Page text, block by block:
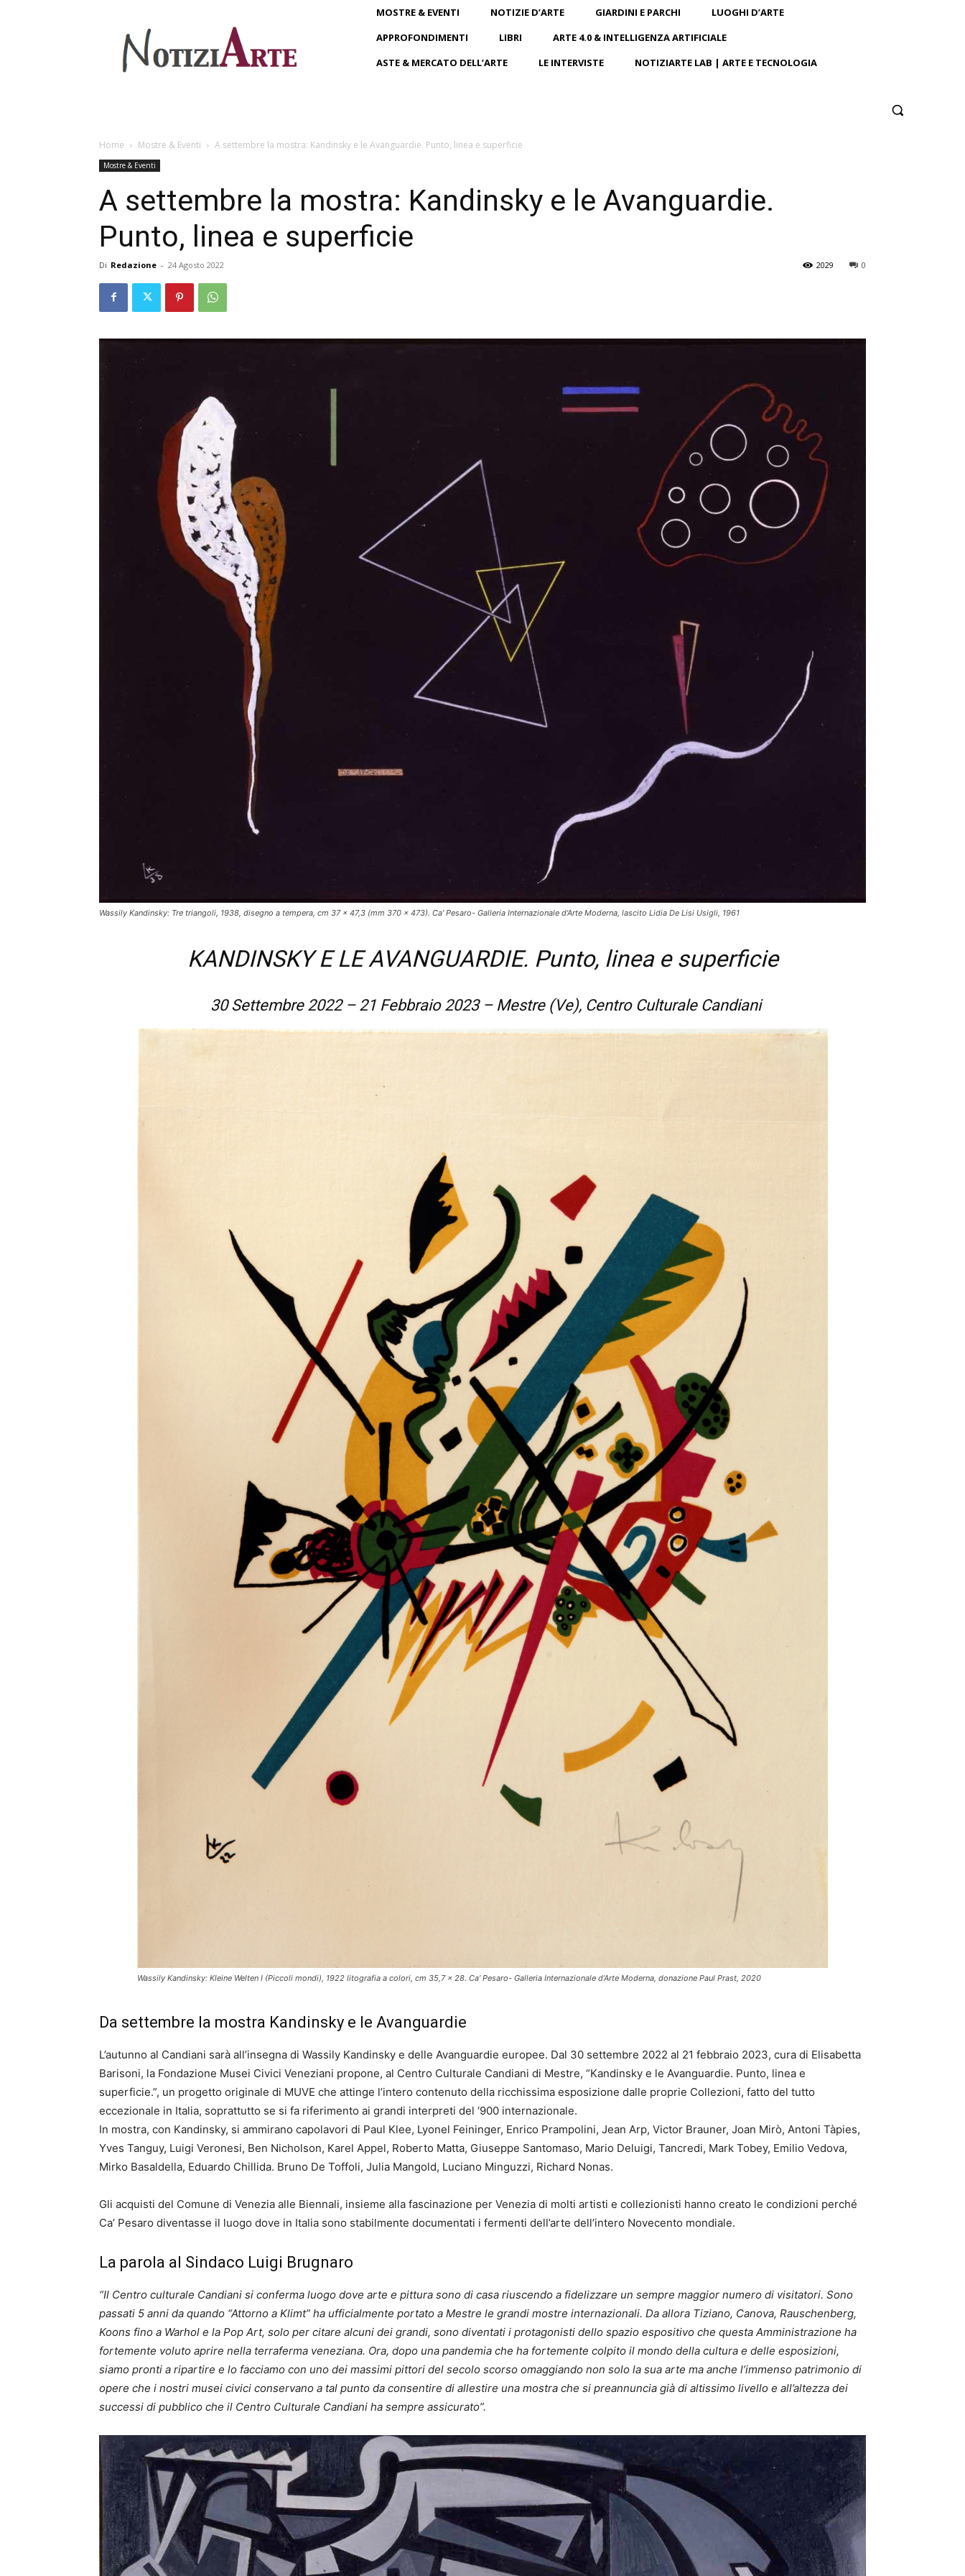
MOSTRE & EVENTI NOTIZIE D’ARTE GIARDINI E PARCHI
LUOGHI D’ARTE
APPROFONDIMENTI
LIBRI
ARTE 4.0 & INTELLIGENZA ARTIFICIALE
ASTE & MERCATO DELL’ARTE
LE INTERVISTE NOTIZIARTE LAB | ARTE E TECNOLOGIA
Home Mostre & Eventi A settembre la mostra: Kandinsky e le Avanguardie. Punto, linea e superficie
Mostre & Eventi
A settembre la mostra: Kandinsky e le Avanguardie.
Punto, linea e superficie
Di Redazione - 24 Agosto 2022 0
2029
Wassily Kandinsky: Tre triangoli, 1938, disegno a tempera, cm 37 x 47,3 (mm 370 x 473). Ca' Pesaro- Galleria Internazionale d'Arte Moderna, lascito Lidia De Lisi Usigli, 1961
KANDINSKY E LE AVANGUARDIE. Punto, linea e superficie
30 Settembre 2022 – 21 Febbraio 2023 – Mestre (Ve), Centro Culturale Candiani
Wassily Kandinsky: Kleine Welten I (Piccoli mondi), 1922 litografia a colori, cm 35,7 x 28. Ca’ Pesaro- Galleria Internazionale d’Arte Moderna, donazione Paul Prast, 2020
Da settembre la mostra Kandinsky e le Avanguardie
L’autunno al Candiani sarà all’insegna di Wassily Kandinsky e delle Avanguardie europee. Dal 30 settembre 2022 al 21 febbraio 2023, cura di Elisabetta
Barisoni, la Fondazione Musei Civici Veneziani propone, al Centro Culturale Candiani di Mestre, “Kandinsky e le Avanguardie. Punto, linea e
superficie.”, un progetto originale di MUVE che attinge l’intero contenuto della ricchissima esposizione dalle proprie Collezioni, fatto del tutto
eccezionale in Italia, soprattutto se si fa riferimento ai grandi interpreti del ‘900 internazionale.
In mostra, con Kandinsky, si ammirano capolavori di Paul Klee, Lyonel Feininger, Enrico Prampolini, Jean Arp, Victor Brauner, Joan Mirò, Antoni Tàpies,
Yves Tanguy, Luigi Veronesi, Ben Nicholson, Karel Appel, Roberto Matta, Giuseppe Santomaso, Mario Deluigi, Tancredi, Mark Tobey, Emilio Vedova,
Mirko Basaldella, Eduardo Chillida. Bruno De Toffoli, Julia Mangold, Luciano Minguzzi, Richard Nonas.
Gli acquisti del Comune di Venezia alle Biennali, insieme alla fascinazione per Venezia di molti artisti e collezionisti hanno creato le condizioni perché
Ca’ Pesaro diventasse il luogo dove in Italia sono stabilmente documentati i fermenti dell’arte dell’intero Novecento mondiale.
La parola al Sindaco Luigi Brugnaro
“Il Centro culturale Candiani si conferma luogo dove arte e pittura sono di casa riuscendo a fidelizzare un sempre maggior numero di visitatori. Sono
passati 5 anni da quando “Attorno a Klimt” ha ufficialmente portato a Mestre le grandi mostre internazionali. Da allora Tiziano, Canova, Rauschenberg,
Koons fino a Warhol e la Pop Art, solo per citare alcuni dei grandi, sono diventati i protagonisti dello spazio espositivo che questa Amministrazione ha
fortemente voluto aprire nella terraferma veneziana. Ora, dopo una pandemia che ha fortemente colpito il mondo della cultura e delle esposizioni,
siamo pronti a ripartire e lo facciamo con uno dei massimi pittori del secolo scorso omaggiando non solo la sua arte ma anche l’immenso patrimonio di
opere che i nostri musei civici conservano a tal punto da consentire di allestire una mostra che si preannuncia già di altissimo livello e all’altezza dei
successi di pubblico che il Centro Culturale Candiani ha sempre assicurato”.